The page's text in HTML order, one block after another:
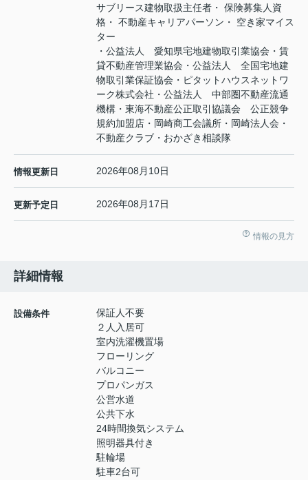
サブリース建物取扱主任者・ 保険募集人資
格・ 不動産キャリアパーソン・ 空き家マイス
ター
・公益法人 愛知県宅地建物取引業協会・賃
貸不動産管理業協会・公益法人 全国宅地建
物取引業保証協会・ピタットハウスネットワ
ーク株式会社・公益法人 中部圏不動産流通
機構・東海不動産公正取引協議会 公正競争
規約加盟店・岡崎商工会議所・岡崎法人会・
不動産クラブ・おかざき相談隊
情報更新日 2026年08月10日
更新予定日 2026年08月17日
情報の見方
詳細情報
設備条件
保証人不要
２人入居可
室内洗濯機置場
フローリング
バルコニー
プロパンガス
公営水道
公共下水
24時間換気システム
照明器具付き
駐輪場
駐車2台可